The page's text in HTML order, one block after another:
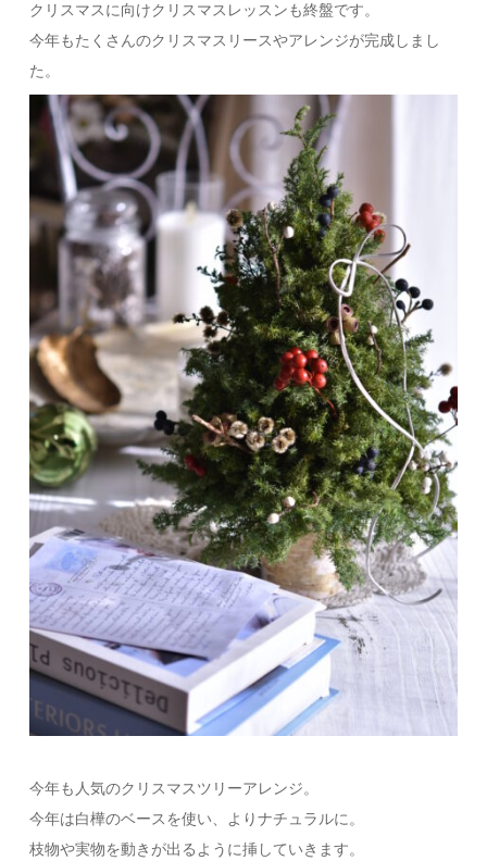
クリスマスに向けクリスマスレッスンも終盤です。
今年もたくさんのクリスマスリースやアレンジが完成しまし
た。
今年も人気のクリスマスツリーアレンジ。
今年は白樺のベースを使い、よりナチュラルに。
枝物や実物を動きが出るように挿していきます。